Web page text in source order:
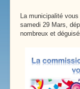
La municipalité
samedi 29 Mars,
nombreux et